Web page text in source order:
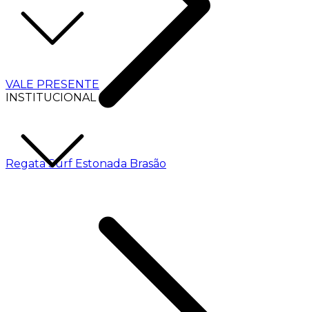
VALE PRESENTE
INSTITUCIONAL
Regata Surf Estonada Brasão